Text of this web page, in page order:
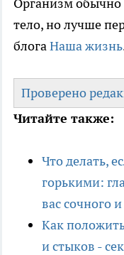
тело, но лучше
блогаНаша жизнь
Проверено
Читайте также:
Что делать,
горькими:
вас сочного
Как
и стыков -